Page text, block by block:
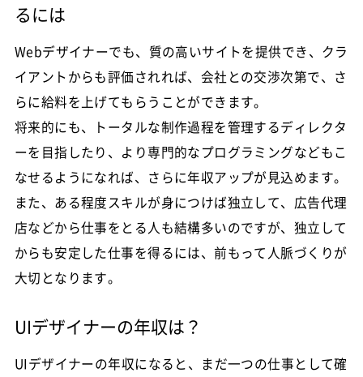
るには
Webデザイナーでも、質の高いサイトを提供でき、クラ
イアントからも評価されれば、会社との交渉次第で、さ
らに給料を上げてもらうことができます。
将来的にも、トータルな制作過程を管理するディレクタ
ーを目指したり、より専門的なプログラミングなどもこ
なせるようになれば、さらに年収アップが見込めます。
また、ある程度スキルが身につけば独立して、広告代理
店などから仕事をとる人も結構多いのですが、独立して
からも安定した仕事を得るには、前もって人脈づくりが
大切となります。
UIデザイナーの年収は？
UIデザイナーの年収になると、まだ一つの仕事として確